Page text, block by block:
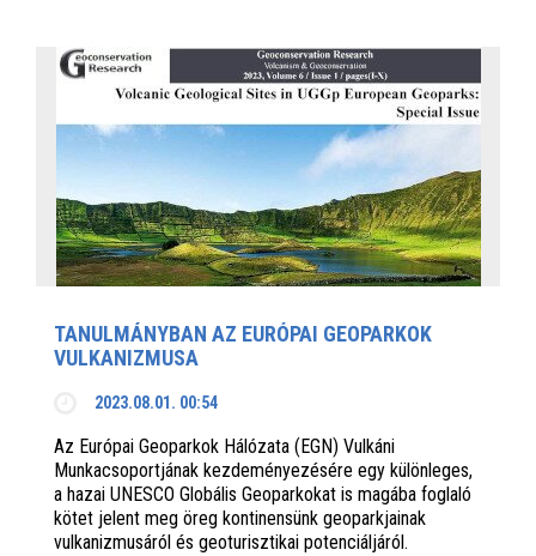
TANULMÁNYBAN AZ EURÓPAI GEOPARKOK
VULKANIZMUSA
2023.08.01. 00:54
Az Európai Geoparkok Hálózata (EGN) Vulkáni
Munkacsoportjának kezdeményezésére egy különleges,
a hazai UNESCO Globális Geoparkokat is magába foglaló
kötet jelent meg öreg kontinensünk geoparkjainak
vulkanizmusáról és geoturisztikai potenciáljáról.